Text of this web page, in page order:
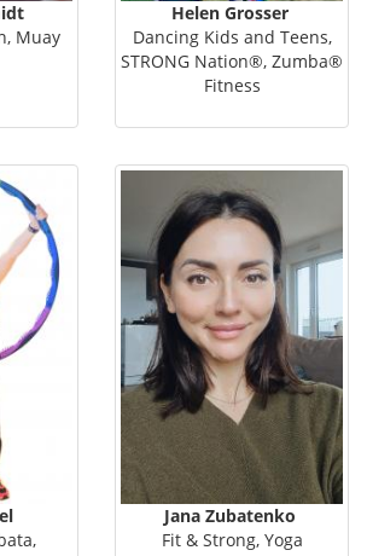
Muay
Helen Grosser
Dancing Kids and Teens,
STRONG Nation®, Zumba®
Fitness
Jana Zubatenko
Fit & Strong, Yoga